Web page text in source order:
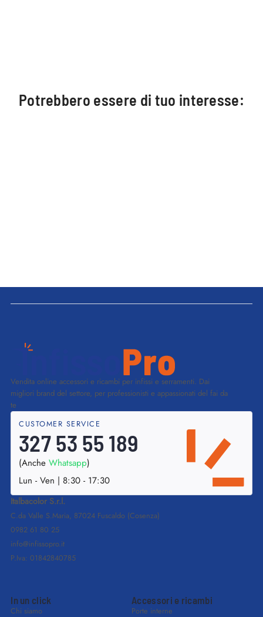
Potrebbero essere di tuo interesse:
Vendita online accessori e ricambi per infissi e serramenti. Dai
migliori brand del settore, per professionisti e appassionati del fai da
te
CUSTOMER SERVICE
327 53 55 189
(AncheWhatsapp)
Lun - Ven | 8:30 - 17:30
Italbacolor S.r.l.
C.da Valle S.Maria, 87024 Fuscaldo (Cosenza)
0982 61 80 25
info@infissopro.it
P.Iva: 01842840785
In un click
Chi siamo
Accessori e ricambi
Porte interne